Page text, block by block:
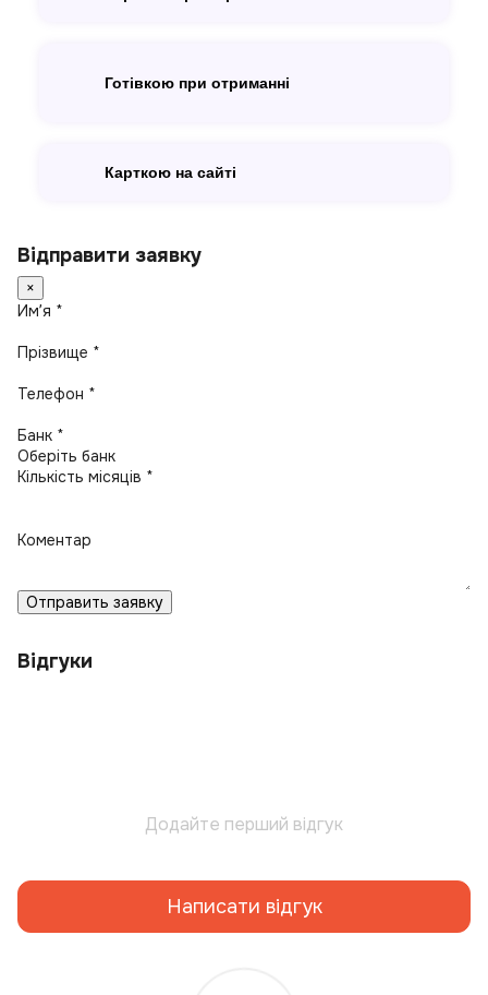
Готівкою при отриманні
Карткою на сайті
Відправити заявку
×
Имʼя *
Прізвище *
Телефон *
Банк *
Кількість місяців *
Коментар
Отправить заявку
Відгуки
Додайте перший відгук
Написати відгук